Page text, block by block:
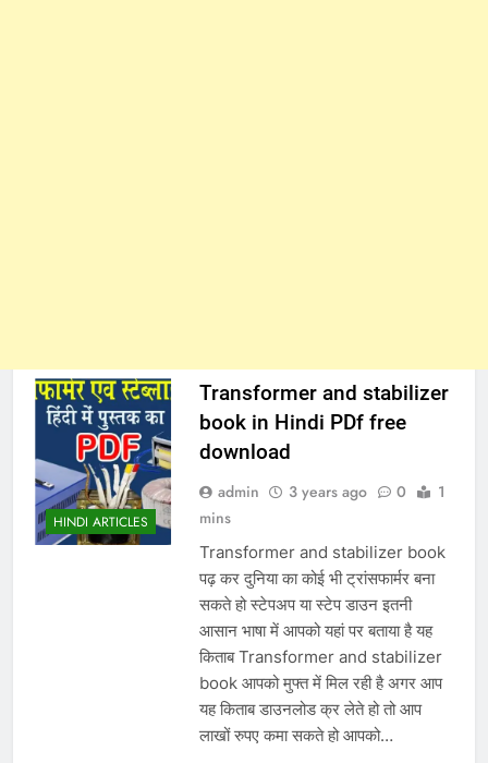
HINDI ARTICLES
Transformer and stabilizer
book in Hindi PDf free
download
admin 3 years ago 0
1
mins
Transformer and stabilizer book
पढ़ कर दुनिया का कोई भी ट्रांसफार्मर बना
सकते हो स्टेपअप या स्टेप डाउन इतनी
आसान भाषा में आपको यहां पर बताया है यह
किताब Transformer and stabilizer
book आपको मुफ्त में मिल रही है अगर आप
यह किताब डाउनलोड क्र लेते हो तो आप
लाखों रुपए कमा सकते हो आपको…